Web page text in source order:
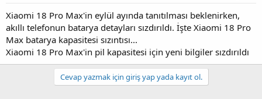
b
a
l
a
t
a
a
r
h
Xiaomi 18 Pro Max'in eylül ayında tanıtılması beklenirken,
akıllı telefonun batarya detayları sızdırıldı. İşte Xiaomi 18 Pro
Max batarya kapasitesi sızıntısı...
Xiaomi 18 Pro Max'in pil kapasitesi için yeni bilgiler sızdırıldı
Cevap yazmak için giriş yap yada kayıt ol.